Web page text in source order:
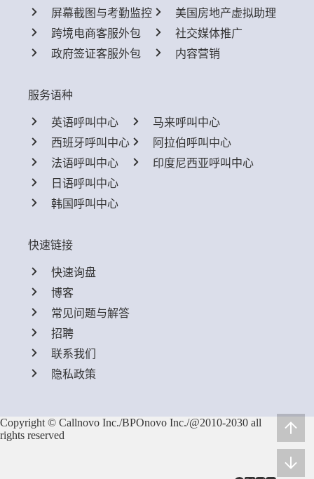
屏幕截图与考勤监控
跨境电商客服外包
政府签证客服外包
美国房地产虚拟助理
社交媒体推广
内容营销
服务语种
英语呼叫中心
西班牙呼叫中心
法语呼叫中心
日语呼叫中心
韩国呼叫中心
马来呼叫中心
阿拉伯呼叫中心
印度尼西亚呼叫中心
快速链接
快速询盘
博客
常见问题与解答
招聘
联系我们
隐私政策
Copyright © Callnovo Inc./BPOnovo Inc./@2010-2030 all
rights reserved